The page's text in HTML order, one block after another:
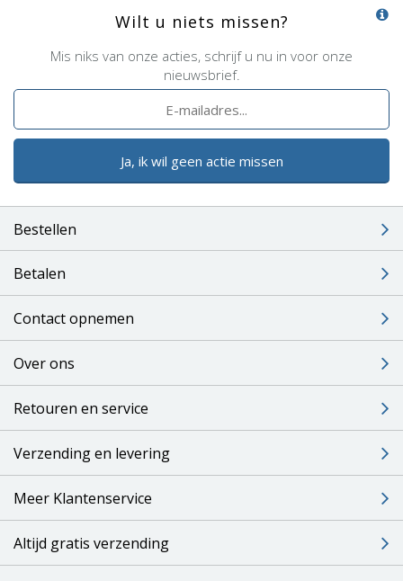
Wilt u niets missen?
Mis niks van onze acties, schrijf u nu in voor onze
nieuwsbrief.
Ja, ik wil geen actie missen
Bestellen
Betalen
Contact opnemen
Over ons
Retouren en service
Verzending en levering
Meer Klantenservice
Altijd gratis verzending